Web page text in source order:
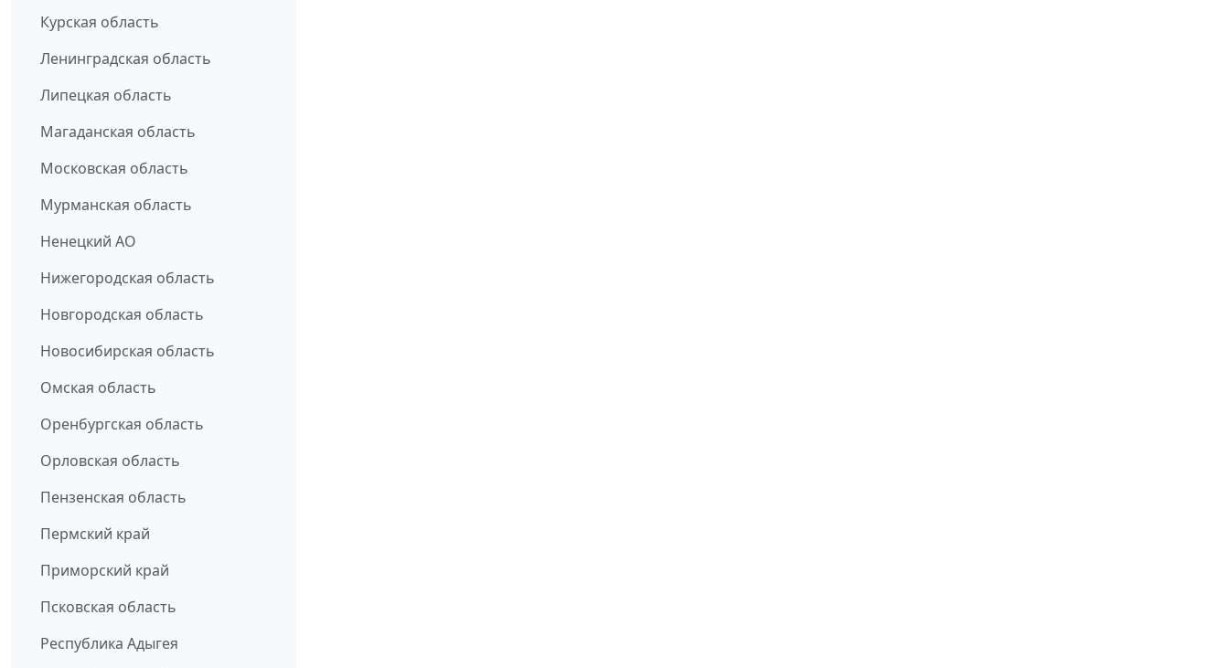
Курская область
Ленинградская область
Липецкая область
Магаданская область
Московская область
Мурманская область
Ненецкий АО
Нижегородская область
Новгородская область
Новосибирская область
Омская область
Оренбургская область
Орловская область
Пензенская область
Пермский край
Приморский край
Псковская область
Республика Адыгея